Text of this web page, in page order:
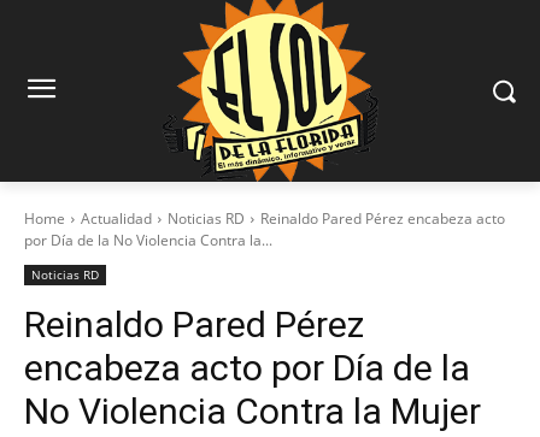
Home Actualidad Noticias RD
Reinaldo Pared Pérez encabeza acto
por Día de la No Violencia Contra la...
Noticias RD
Reinaldo Pared Pérez
encabeza acto por Día de la
No Violencia Contra la Mujer